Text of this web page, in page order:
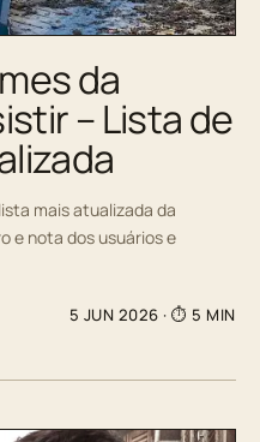
da
– Lista de
mais atualizada da
e nota dos usuários e
5 JUN 2026 · ⏱ 5 MIN